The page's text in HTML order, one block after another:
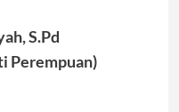
S.Pd
Perempuan)